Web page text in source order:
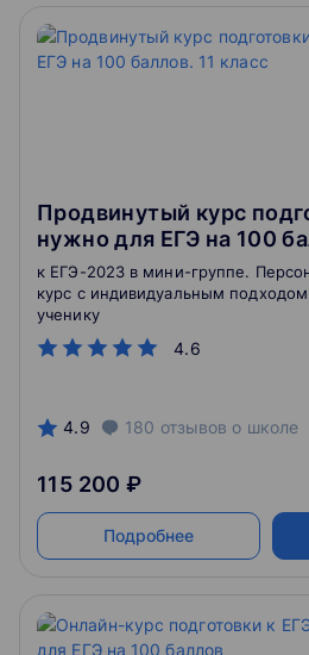
Продвинутый курс
нужно для ЕГЭ на 100
4.6
к ЕГЭ-2023 в мини-группе.
курс с индивидуальным
ученику
4.9 180 отзывов о школе
115 200 ₽
Подробнее